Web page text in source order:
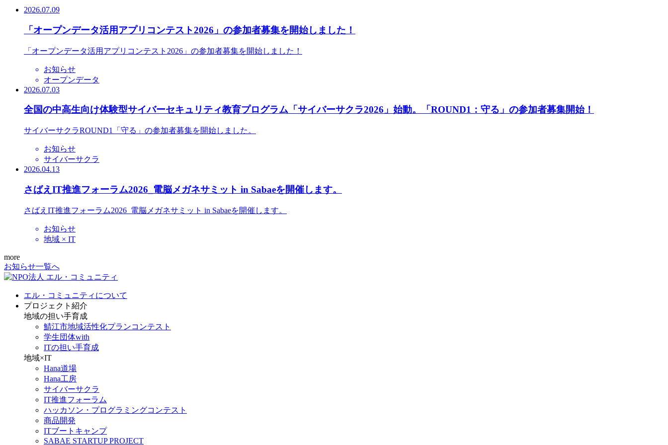
2026.07.09
「オープンデータ活用アプリコンテスト2026」の参加者募集を開始しました！
「オープンデータ活用アプリコンテスト2026」の参加者募集を開始しました！
お知らせ
オープンデータ
2026.07.03
全国の中高生向け体験型サイバーセキュリティ教育プログラム「サイバーサクラ2026」始動。「ROUND1：守る」の参加者募集開始！
サイバーサクラROUND1「守る」の参加者募集を開始しました。
お知らせ
サイバーサクラ
2026.04.13
さばえIT推進フォーラム2026_電脳メガネサミット in Sabaeを開催します。
さばえIT推進フォーラム2026_電脳メガネサミット in Sabaeを開催します。
お知らせ
地域 × IT
more
お知らせ一覧へ
エル・コミュニティについて
プロジェクト紹介
地域の担い手育成
鯖江市地域活性化プランコンテスト
学生団体with
ITの担い手育成
地域×IT
Hana道場
Hana工房
サイバーサクラ
IT推進フォーラム
ハッカソン・プログラミングコンテスト
商品開発
ITブートキャンプ
SABAE STARTUP PROJECT